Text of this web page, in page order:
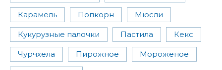
Карамель Попкорн Мюсли
Кукурузные палочки Пастила Кекс
Чурчхела Пирожное Мороженое